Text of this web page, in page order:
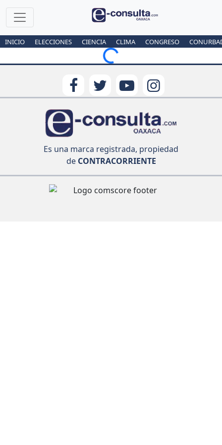
INICIO ELECCIONES CIENCIA CLIMA CONGRESO
Loading...
Es una marca registrada, propiedad
deCONTRACORRIENTE